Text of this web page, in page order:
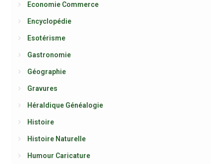
Economie Commerce
Encyclopédie
Esotérisme
Gastronomie
Géographie
Gravures
Héraldique Généalogie
Histoire
Histoire Naturelle
Humour Caricature